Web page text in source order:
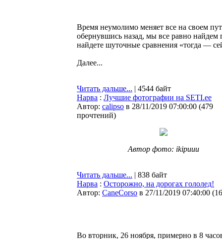
Время неумолимо меняет все на своем
обернувшись назад, мы все равно найдем
найдете шуточные сравнения «тогда —
Далее...
Читать дальше... | 4544 байт
Нарва : Лучшие фотографии на SETI.ee
Автор: calipso в 28/11/2019 07:00:00 (479
прочтений)
Автор фото: ikipuuu
Читать дальше... | 838 байт
Нарва : Осторожно, на дорогах гололед!
Автор: CaneCorso в 27/11/2019 07:40:00 (
Во вторник, 26 ноября, примерно в 8